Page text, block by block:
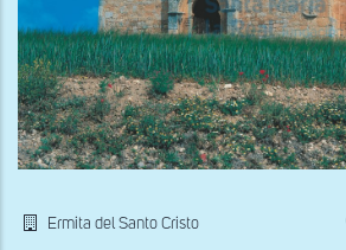
Ermita del Santo Cristo